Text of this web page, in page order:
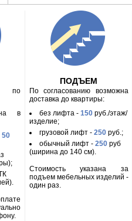
по
в
50
ПОДЪЕМ
По согласованию возможна
доставка до квартиры:
без лифта - 150руб./этаж/
изделие;
грузовой лифт - 250руб.;
обычный лифт - 250руб
(ширина до 140 см).
Стоимость указана за
подъем мебельных изделий -
один раз.